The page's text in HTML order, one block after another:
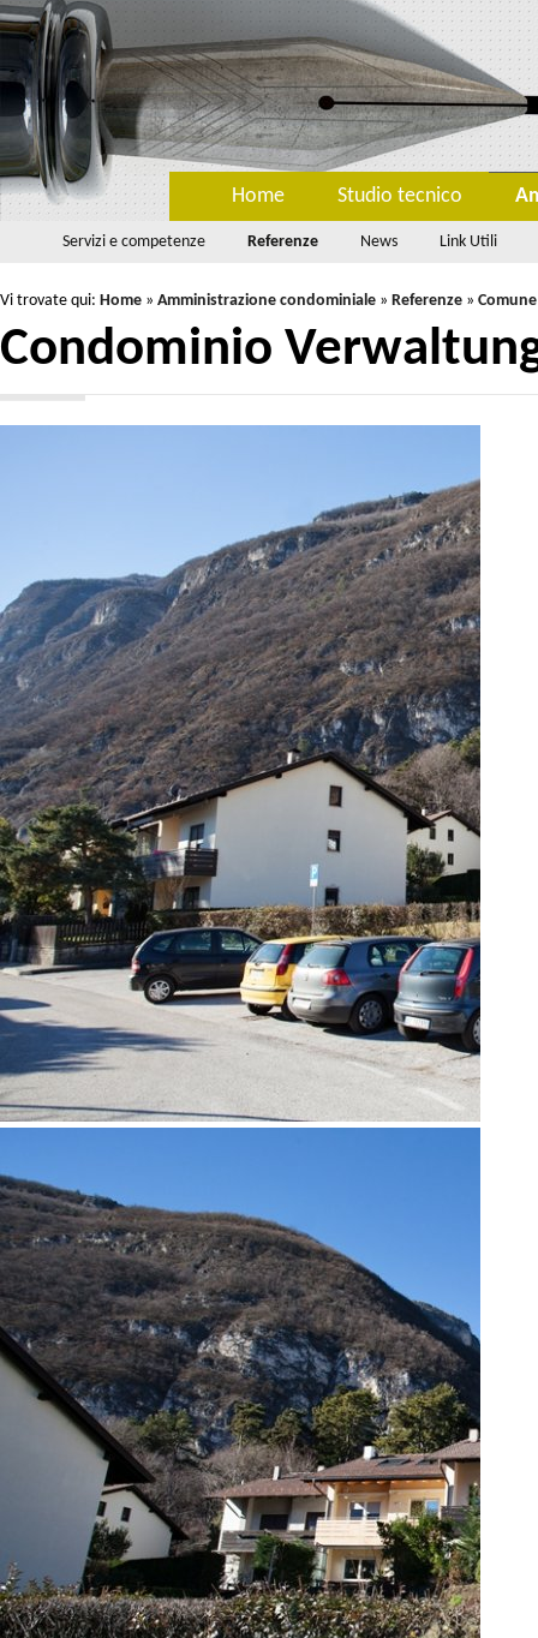
Home Studio tecnico
Servizi e competenze Referenze News Link Utili
Vi trovate qui: Home » Amministrazione condominiale » Referenze »
Condominio